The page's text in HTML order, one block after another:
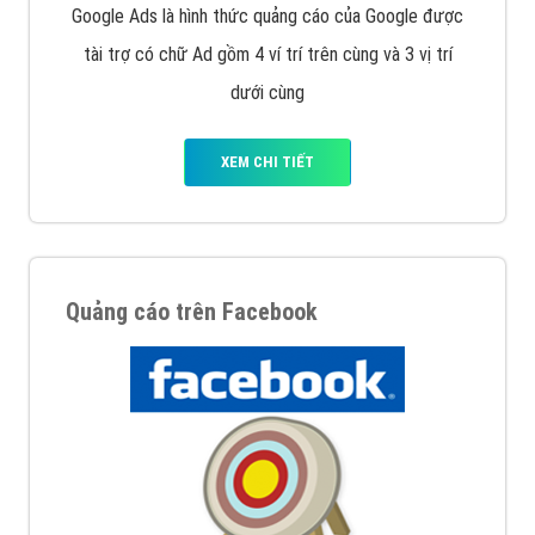
Google Ads là hình thức quảng cáo của Google được
tài trợ có chữ Ad gồm 4 ví trí trên cùng và 3 vị trí
dưới cùng
XEM CHI TIẾT
Quảng cáo trên Facebook